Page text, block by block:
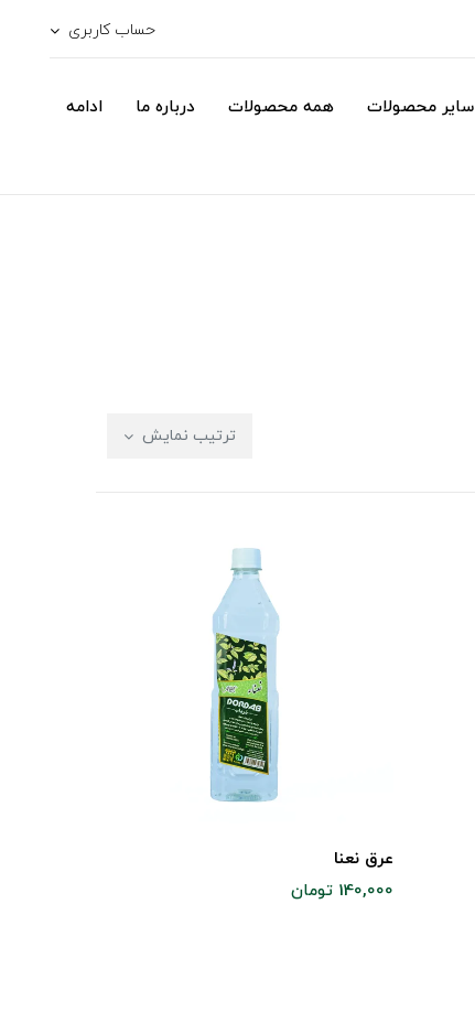
حساب کاربری
سایر محصولات همه محصولات درباره ما ادامه
ترتیب نمایش
عرق نعنا
140,000 تومان